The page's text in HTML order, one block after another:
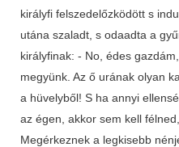
királyfi felszedelőzködött s
utána szaladt, s odaadta a
királyfinak: - No, édes
megyünk. Az ő urának olyan
a hüvelyből! S ha annyi
az égen, akkor sem kell
Megérkeznek a legkisebb